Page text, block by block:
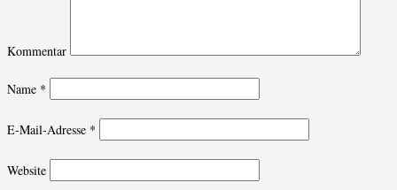
Kommentar
Name *
E-Mail-Adresse *
Website